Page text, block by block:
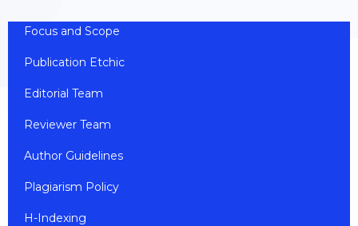
Focus and Scope
Publication Etchic
Editorial Team
Reviewer Team
Author Guidelines
Plagiarism Policy
H-Indexing